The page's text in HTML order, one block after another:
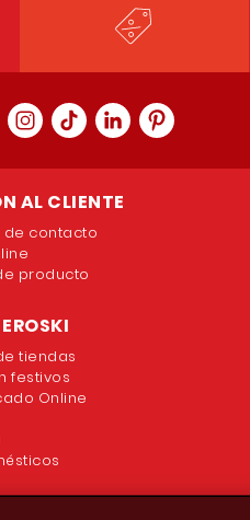
AL CLIENTE
de contacto
producto
tiendas
festivos
Online